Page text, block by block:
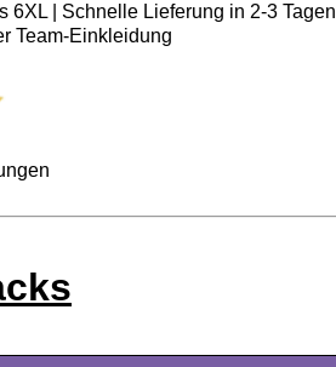
| Schnelle Lieferung in 2-3 Tagen |
Team-Einkleidung